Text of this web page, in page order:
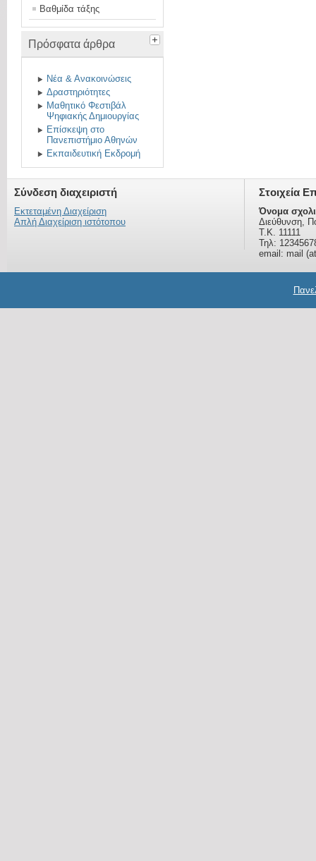
Βαθμίδα τάξης
Πρόσφατα άρθρα
Νέα & Ανακοινώσεις
Δραστηριότητες
Μαθητικό Φεστιβάλ
Ψηφιακής Δημιουργίας
Επίσκεψη στο
Πανεπιστήμιο Αθηνών
Εκπαιδευτική Εκδρομή
Σύνδεση διαχειριστή
Εκτεταμένη Διαχείριση
Απλή Διαχείριση ιστότοπου
Στοιχεία
Όνομα
Διεύθυνση,
Τ.Κ. 11111
Τηλ:
email: mail